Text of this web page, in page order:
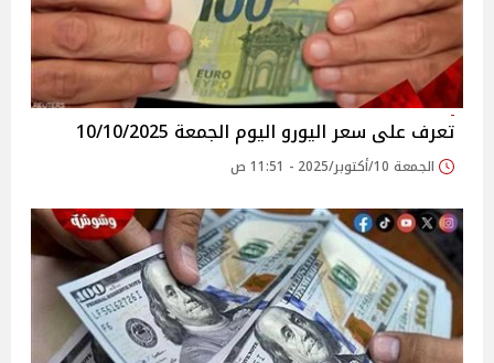
تعرف على سعر اليورو اليوم الجمعة 10/10/2025
الجمعة 10/أكتوبر/2025 - 11:51 ص